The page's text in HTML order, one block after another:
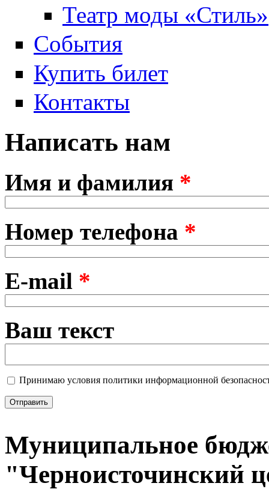
Театр моды «Стиль»
События
Купить билет
Контакты
Написать нам
Имя и фамилия *
Номер телефона *
E-mail *
Ваш текст
Принимаю условия политики информационной
Муниципальное
"Черноисточинский